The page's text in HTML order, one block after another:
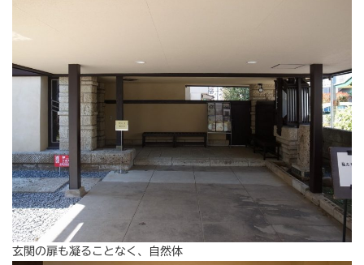
玄関の扉も凝ることなく、自然体